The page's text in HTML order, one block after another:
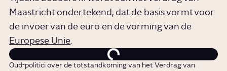
Maastricht ondertekend, dat de basis vormt voor
de invoer van de euro en de vorming van de
Europese Unie.
Oud-politici over de totstandkoming van het Verdrag van